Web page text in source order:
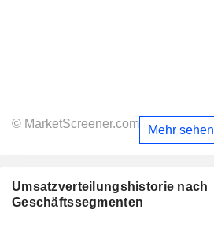
© MarketScreener.com Mehr sehen
Umsatzverteilungshistorie nach
Geschäftssegmenten